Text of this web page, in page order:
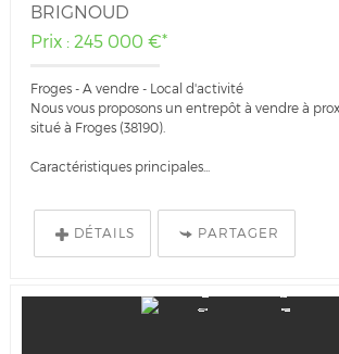
BRIGNOUD
Prix : 245 000 €*
Froges - A vendre - Local d'activité
Nous vous proposons un entrepôt à vendre à
situé à Froges (38190).
Caractéristiques principales...
DÉTAILS PARTAGER